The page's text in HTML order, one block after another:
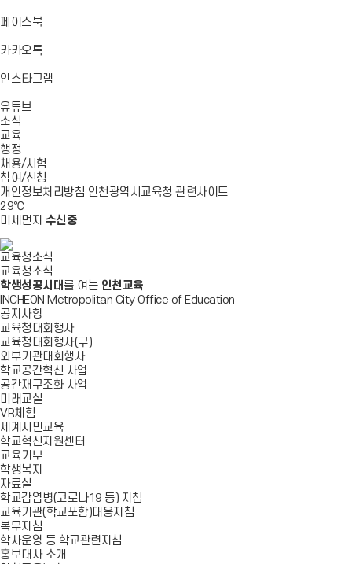
가
페이스북바
가
카카오톡바
가
인스타그램
유튜브
소식
교육
행정
채용/시험
참여/신청
개인정보처리방침 인천광역시교육청 관련사이트
29℃
미세먼지 수신중
교육청소식
교육청소식
학생성공시대 를 여는 인천교육
INCHEON Metropolitan City Office of Education
공지사항
교육청대회행사
교육청대회행사(구)
외부기관대회행사
학교공간혁신 사업
공간재구조화 사업
미래교실
VR체험
세계시민교육
학교혁신지원센터
교육기부
학생복지
자료실
학교감염병(코로나19 등) 지침
교육기관(학교포함)대응지침
복무지침
학사운영 등 학교관련지침
홍보대사 소개